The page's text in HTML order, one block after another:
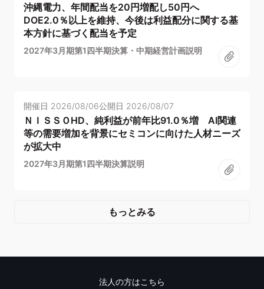
沖縄電力、年間配当を20円増配し50円へ
DOE2.0％以上を維持、今後は利益配分に関する基
本方針に基づく配当を予定
2027年3月期第1四半期決算・中期経営計画説明
開催日 2026/08/06公開日 2026/08/07
ＮＩＳＳＯHD、純利益が前年比91.0％増 AI関連
等の需要増加を背景にセミコンに向けた人材ニーズ
が拡大中
2027年3月期第1四半期決算説明
もっとみる
法人の方はこちら